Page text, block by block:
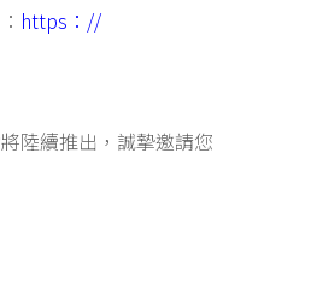
https：//
陸續推出，誠摯邀請您